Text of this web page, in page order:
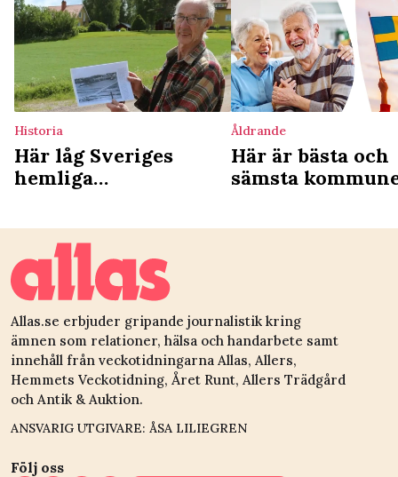
Historia
Här låg Sveriges
hemliga
höll fångar på
obestämd tid
Åldrande
Här är bästa och
sämsta
i botten
Allas.se erbjuder gripande journalistik kring
ämnen som relationer, hälsa och handarbete samt
innehåll från veckotidningarna Allas, Allers,
Hemmets Veckotidning, Året Runt, Allers Trädgård
och Antik & Auktion.
ANSVARIG UTGIVARE: ÅSA LILIEGREN
Följ oss